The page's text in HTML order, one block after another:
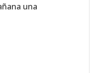
una